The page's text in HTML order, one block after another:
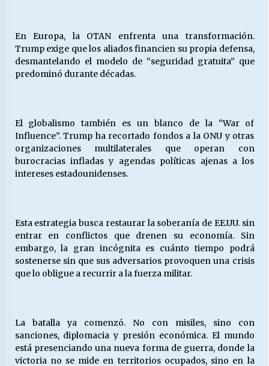
06/04/2026
En Europa, la OTAN enfrenta una transformación.
Trump exige que los aliados financien su propia defensa,
desmantelando el modelo de “seguridad gratuita” que
predominó durante décadas.
El globalismo también es un blanco de la “War of
Influence”. Trump ha recortado fondos a la ONU y otras
organizaciones multilaterales que operan con
burocracias infladas y agendas políticas ajenas a los
intereses estadounidenses.
Esta estrategia busca restaurar la soberanía de EE.UU. sin
entrar en conflictos que drenen su economía. Sin
embargo, la gran incógnita es cuánto tiempo podrá
sostenerse sin que sus adversarios provoquen una crisis
que lo obligue a recurrir a la fuerza militar.
La batalla ya comenzó. No con misiles, sino con
sanciones, diplomacia y presión económica. El mundo
está presenciando una nueva forma de guerra, donde la
victoria no se mide en territorios ocupados, sino en la